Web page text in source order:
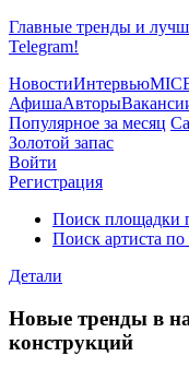
Главные тренды и
Telegram!
НовостиИнтервью
АфишаАвторы
Популярное за месяц
Золотой запас
Войти
Регистрация
Поиск площадки
Поиск артиста
Детали
Новые тренды в
конструкций